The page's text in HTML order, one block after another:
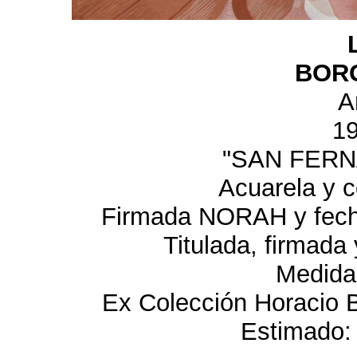
"SAN
Acuarela y
Firmada NORAH y
Titulada, firmada
Ex Colección Horacio